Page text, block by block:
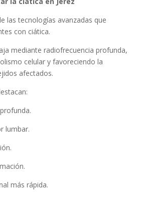
las tecnologías avanzadas que
con ciática.
mediante radiofrecuencia profunda,
celular y favoreciendo la
afectados.
lumbar.
más rápida.